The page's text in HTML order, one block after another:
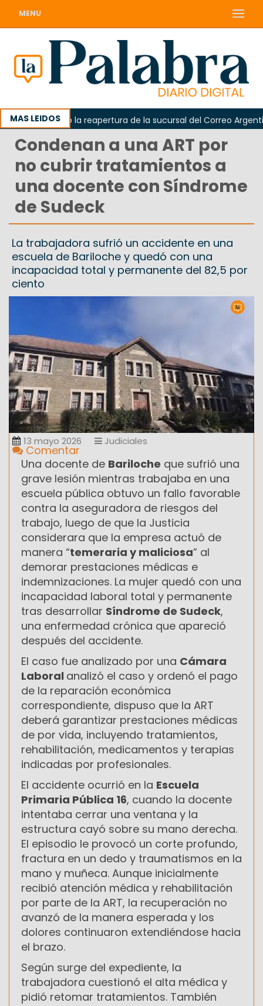
MENU
MAS LEIDOS
reclamó la reapertura de la sucursal del Correo Argentino
Condenan a una ART por
no cubrir tratamientos a
una docente con Síndrome
de Sudeck
La trabajadora sufrió un accidente en una
escuela de Bariloche y quedó con una
incapacidad total y permanente del 82,5 por
ciento
13 mayo 2026 Judiciales
Comentar
Una docente de Bariloche que sufrió una
grave lesión mientras trabajaba en una
escuela pública obtuvo un fallo favorable
contra la aseguradora de riesgos del
trabajo, luego de que la Justicia
considerara que la empresa actuó de
manera “temeraria y maliciosa” al
demorar prestaciones médicas e
indemnizaciones. La mujer quedó con una
incapacidad laboral total y permanente
tras desarrollar Síndrome de Sudeck,
una enfermedad crónica que apareció
después del accidente.
El caso fue analizado por una Cámara
Laboral analizó el caso y ordenó el pago
de la reparación económica
correspondiente, dispuso que la ART
deberá garantizar prestaciones médicas
de por vida, incluyendo tratamientos,
rehabilitación, medicamentos y terapias
indicadas por profesionales.
El accidente ocurrió en la Escuela
Primaria Pública 16, cuando la docente
intentaba cerrar una ventana y la
estructura cayó sobre su mano derecha.
El episodio le provocó un corte profundo,
fractura en un dedo y traumatismos en la
mano y muñeca. Aunque inicialmente
recibió atención médica y rehabilitación
por parte de la ART, la recuperación no
avanzó de la manera esperada y los
dolores continuaron extendiéndose hacia
el brazo.
Según surge del expediente, la
trabajadora cuestionó el alta médica y
pidió retomar tratamientos. También